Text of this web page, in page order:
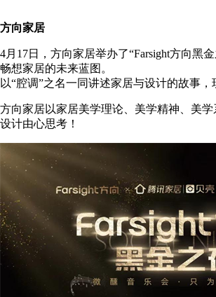
方向家居
4月17日，方向家居举办了“Farsight方向黑
畅想家居的未来蓝图。
以“腔调”之名一同讲述家居与设计的故事
方向家居以家居美学理论、美学精神、美
设计由心思考！